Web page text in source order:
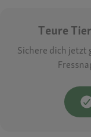
Teure
Sichere dich jetzt